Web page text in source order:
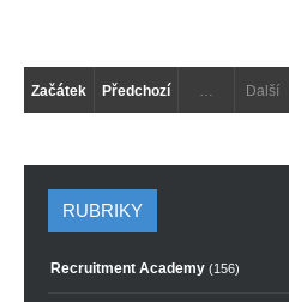
Začátek Předchozí … Další
RUBRIKY
Recruitment Academy (156)